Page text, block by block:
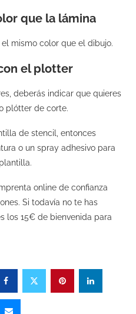
que la lámina
mismo color que el dibujo.
el plotter
deberás indicar que quieres
plótter de corte.
de stencil, entonces
o un spray adhesivo para
online de confianza
Si todavía no te has
los 15€ de bienvenida para